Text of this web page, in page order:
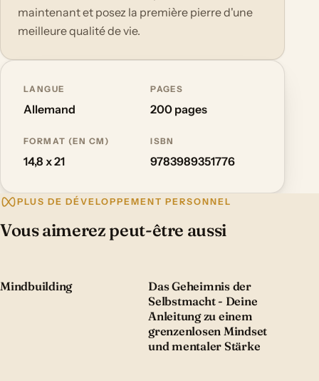
maintenant et posez la première pierre d'une
meilleure qualité de vie.
LANGUE
Allemand
PAGES
200 pages
FORMAT (EN CM)
14,8 x 21
ISBN
9783989351776
PLUS DE DÉVELOPPEMENT PERSONNEL
Vous aimerez peut-être aussi
Mindbuilding
Das Geheimnis der
Selbstmacht - Deine
Anleitung zu einem
grenzenlosen Mindset
und mentaler Stärke